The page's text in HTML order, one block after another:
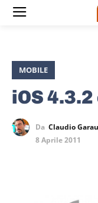
MOBILE
iOS
Da Claudio Garau
8 Aprile 2011